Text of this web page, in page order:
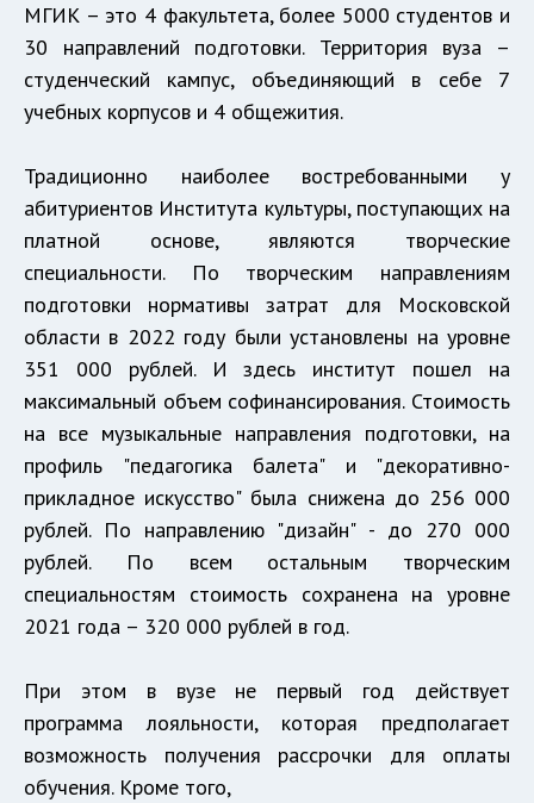
МГИК – это 4 факультета, более 5000 студентов и
30 направлений подготовки. Территория вуза –
студенческий кампус, объединяющий в себе 7
учебных корпусов и 4 общежития.
Традиционно наиболее востребованными у
абитуриентов Института культуры, поступающих на
платной основе, являются творческие
специальности. По творческим направлениям
подготовки нормативы затрат для Московской
области в 2022 году были установлены на уровне
351 000 рублей. И здесь институт пошел на
максимальный объем софинансирования. Стоимость
на все музыкальные направления подготовки, на
профиль "педагогика балета" и "декоративно-
прикладное искусство" была снижена до 256 000
рублей. По направлению "дизайн" - до 270 000
рублей. По всем остальным творческим
специальностям стоимость сохранена на уровне
2021 года – 320 000 рублей в год.
При этом в вузе не первый год действует
программа лояльности, которая предполагает
возможность получения рассрочки для оплаты
обучения. Кроме того,